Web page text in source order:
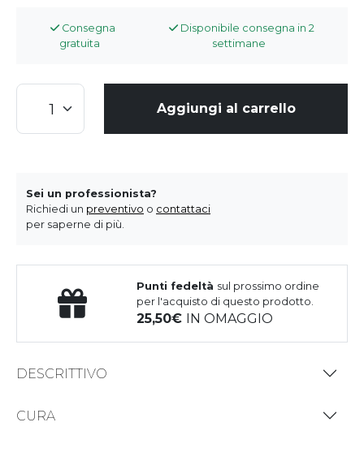
Consegna
gratuita
Disponibile consegna in 2
settimane
Aggiungi al carrello
Sei un professionista?
Richiedi un preventivo o contattaci
per saperne di più.
Punti fedeltà sul prossimo ordine
per l'acquisto di questo prodotto.
25,50 IN OMAGGIO
DESCRITTIVO
CURA